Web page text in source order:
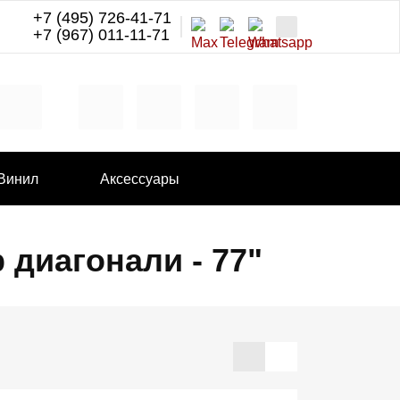
+7 (495) 726-41-71
+7 (967) 011-11-71
Аксессуары
- 77"